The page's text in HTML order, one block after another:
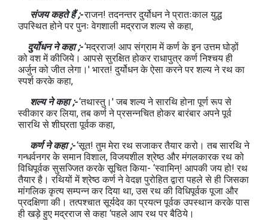
संजय कहते हैं ;-राजन! तदनन्तर दुर्योधन ने प्रातःकाल युद्ध
उपस्थित होने पर पुनः वेगशाली मद्रराज शल्य से कहा,
दुर्योधन ने कहा ;-‘मद्रराज! आप संग्राम में कर्ण के इन उत्तम घोड़ों
को वश में कीजिये। आपसे सुरक्षित होकर राधापुत्र कर्ण निश्चय ही
अर्जुन को जीत लेगा।' भारत! दुर्योधन के ऐसा करने पर शल्य ने रथ का
स्पर्श करके कहा,
शल्य ने कहा ;-‘तथास्तु।' जब शल्य ने सारथि होना पूर्ण रूप से
स्वीकार कर लिया, तब कर्ण ने प्रसन्नचित होकर बारंबार अपने पूर्व
सारथि से शीघ्रता पूर्वक कहा,
कर्ण ने कहा ;-‘सूत! तुम मेरा रथ सजाकर तैयार करो। तब सारथि ने
गन्धर्वनगर के समान विशाल, विजयशील श्रेष्ठ और मंगलकारक रथ को
विधिपूर्वक सुसज्जित करके सूचित किया- ‘स्वामिन्! आपकी जय हो! रथ
तैयार है। रथियों में श्रेष्ठ कर्ण ने वेदज्ञ पुरोहित द्वारा पहले से ही जिसका
मांगलिक कृत्य सम्पन्न कर दिया था, उस रथ की विधिपूर्वक पूजा और
प्रदक्षिणा की। तत्पश्चात सूर्यदेव का प्रयत्न पूर्वक उपस्थान करके पास
ही खड़े हुए मद्रराज से कहा ‘पहले आप रथ पर बैठिये।